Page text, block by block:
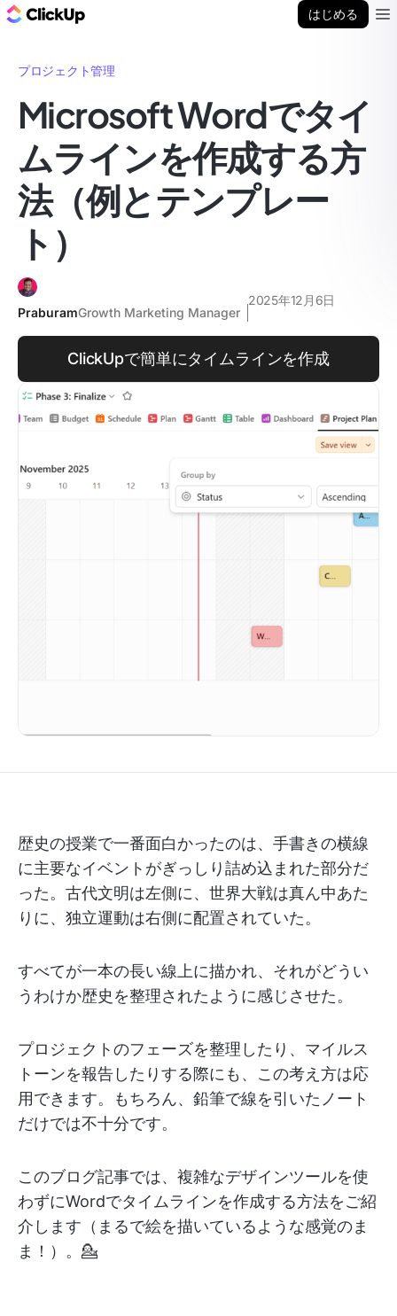
はじめる
プロジェクト管理
Microsoft Wordでタイ
ムラインを作成する方
法（例とテンプレー
ト）
PraburamGrowth Marketing Manager
2025年12月6日
ClickUpで簡単にタイムラインを作成
歴史の授業で一番面白かったのは、手書きの横線
に主要なイベントがぎっしり詰め込まれた部分だ
った。古代文明は左側に、世界大戦は真ん中あた
りに、独立運動は右側に配置されていた。
すべてが一本の長い線上に描かれ、それがどうい
うわけか歴史を整理されたように感じさせた。
プロジェクトのフェーズを整理したり、マイルス
トーンを報告したりする際にも、この考え方は応
用できます。もちろん、鉛筆で線を引いたノート
だけでは不十分です。
このブログ記事では、複雑なデザインツールを使
わずにWordでタイムラインを作成する方法をご紹
介します（まるで絵を描いているような感覚のま
ま！）。💁